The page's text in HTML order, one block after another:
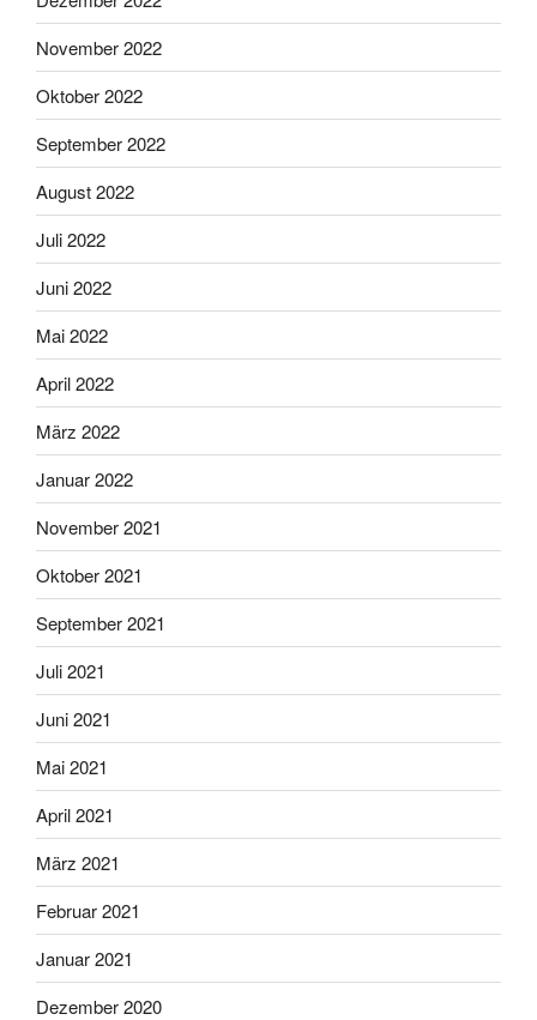
November 2022
Oktober 2022
September 2022
August 2022
Juli 2022
Juni 2022
Mai 2022
April 2022
März 2022
Januar 2022
November 2021
Oktober 2021
September 2021
Juli 2021
Juni 2021
Mai 2021
April 2021
März 2021
Februar 2021
Januar 2021
Dezember 2020